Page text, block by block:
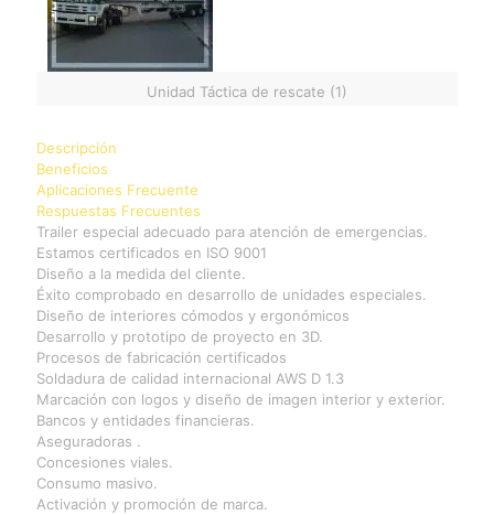
Unidad Táctica de rescate (1)
Descripción
Beneficios
Aplicaciones Frecuente
Respuestas Frecuentes
Trailer especial adecuado para atención de emergencias.
Estamos certificados en ISO 9001
Diseño a la medida del cliente.
Éxito comprobado en desarrollo de unidades especiales.
Diseño de interiores cómodos y ergonómicos
Desarrollo y prototipo de proyecto en 3D.
Procesos de fabricación certificados
Soldadura de calidad internacional AWS D 1.3
Marcación con logos y diseño de imagen interior y exterior.
Bancos y entidades financieras.
Aseguradoras .
Concesiones viales.
Consumo masivo.
Activación y promoción de marca.